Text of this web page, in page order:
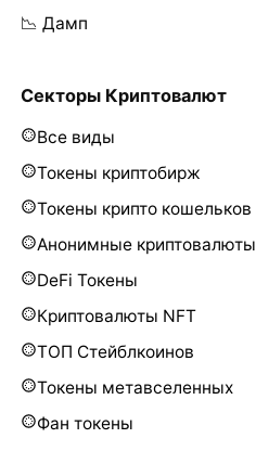
📉 Дамп
Секторы Криптовалют
Все виды
Токены криптобирж
Токены крипто кошельков
Анонимные криптовалюты
DeFi Токены
Криптовалюты NFT
ТОП Стейблкоинов
Токены метавселенных
Фан токены